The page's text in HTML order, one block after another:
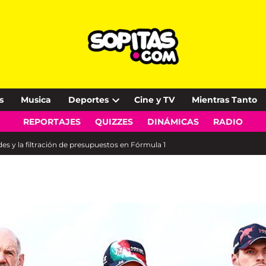
Musica Deportes
Open
dropdown
Cine y TV Mientras Tanto
REPORTAJES QUIZZES DINÁMICAS RADIO
y la filtración de presupuestos en Fórmula 1